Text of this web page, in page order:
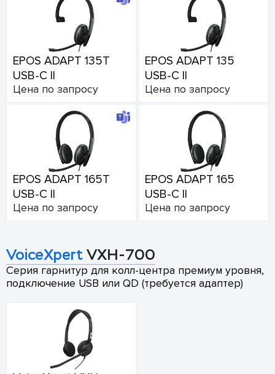
EPOS ADAPT 135T
USB-C II
Цена по запросу
EPOS ADAPT 135
USB-C II
Цена по запросу
EPOS ADAPT 165T
USB-C II
Цена по запросу
EPOS ADAPT 165
USB-C II
Цена по запросу
VoiceXpert VXH-700
Серия гарнитур для колл-центра премиум уровня,
подключение USB или QD (требуется адаптер)